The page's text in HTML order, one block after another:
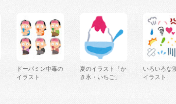
ドーパミン中毒の
イラスト
夏のイラスト「か
き氷・いちご」
いろいろな
イラスト